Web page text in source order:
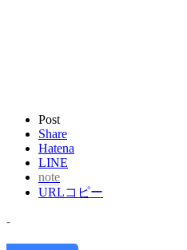
Post
Share
Hatena
LINE
note
URLコピー
-